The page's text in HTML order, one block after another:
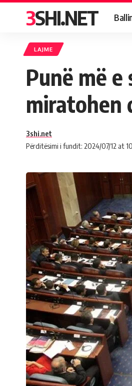
3SHI.NET
LAJME
Punë më
miratohen
Përditësimi i fundit: 2024/07/12 at
3shi.net